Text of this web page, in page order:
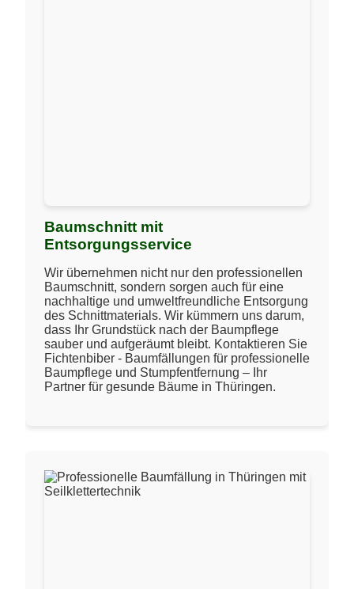
Baumschnitt mit
Entsorgungsservice
Wir übernehmen nicht nur den professionellen
Baumschnitt, sondern sorgen auch für eine
nachhaltige und umweltfreundliche Entsorgung
des Schnittmaterials. Wir kümmern uns darum,
dass Ihr Grundstück nach der Baumpflege
sauber und aufgeräumt bleibt. Kontaktieren Sie
Fichtenbiber - Baumfällungen für professionelle
Baumpflege und Stumpfentfernung – Ihr
Partner für gesunde Bäume in Thüringen.